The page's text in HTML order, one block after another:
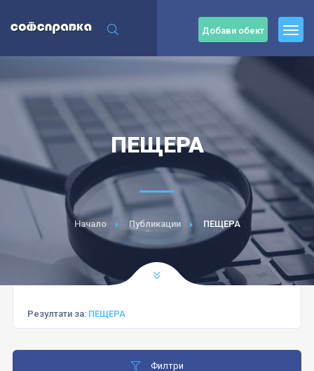
Добави обект
ПЕЩЕРА
Начало Публикации ПЕЩЕРА
Резултати за: ПЕЩЕРА
Филтри